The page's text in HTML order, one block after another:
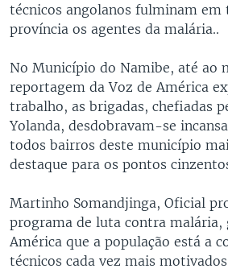
técnicos angolanos fulminam em
província os agentes da malária..
No Município do Namibe, até ao
reportagem da Voz de América
trabalho, as brigadas, chefiadas
Yolanda, desdobravam-se
todos bairros deste município
destaque para os pontos
Martinho Somandjinga, Oficial
programa de luta contra malária,
América que a população está a
técnicos cada vez mais